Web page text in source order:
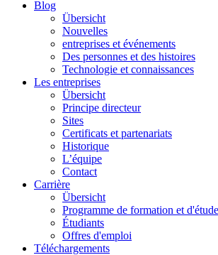
Blog
Übersicht
Nouvelles
entreprises et événements
Des personnes et des histoires
Technologie et connaissances
Les entreprises
Übersicht
Principe directeur
Sites
Certificats et partenariats
Historique
L’équipe
Contact
Carrière
Übersicht
Programme de formation et
Étudiants
Offres d'emploi
Téléchargements